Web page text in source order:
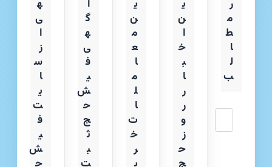
ر
م
ط
ا
ل
ب
جستجو
ی
ن
ا
خ
ب
ا
ر
ر
و
ز
ح
ج
ی
ن
م
ع
ا
م
ل
ا
ت
خ
ر
ی
آ
گ
ه
ی
ف
ی
ش
ح
ج
ث
ب
ت
ه
ی
ا
ز
س
ا
ی
ت
ف
ی
ش‌
ح